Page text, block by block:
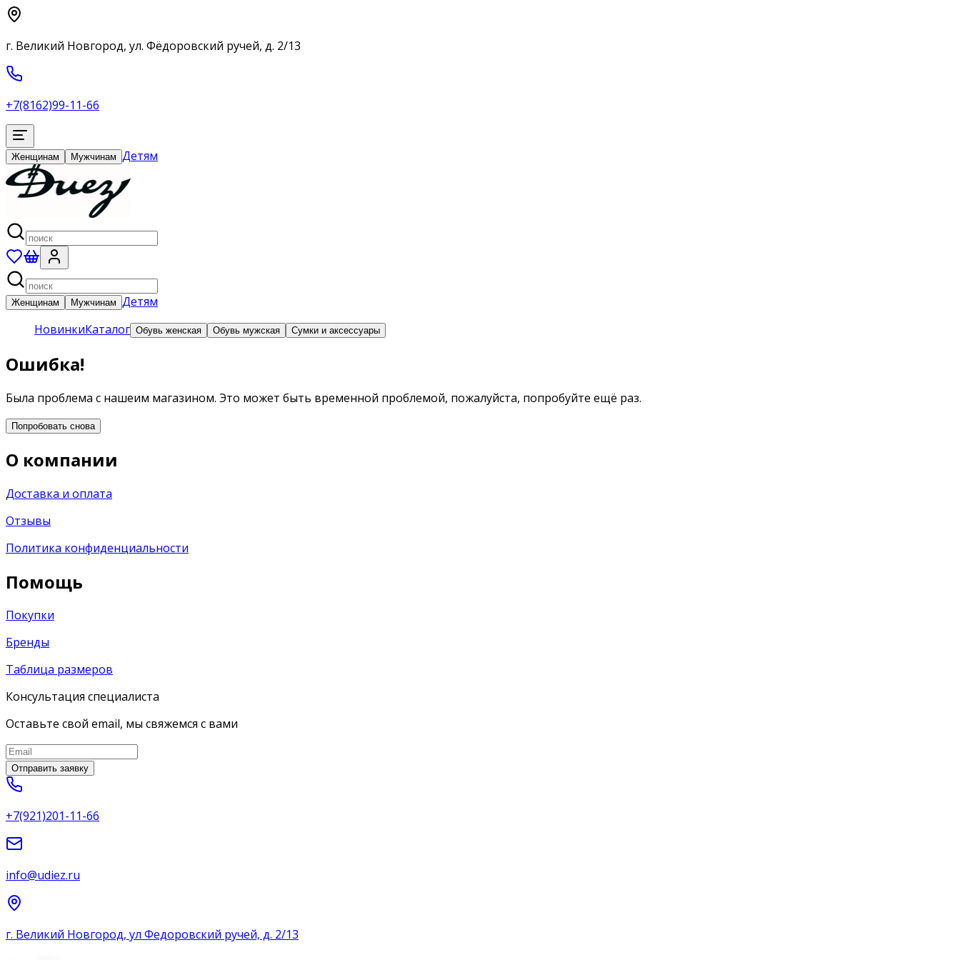
г. Великий Новгород, ул. Фёдоровский ручей, д. 2/13
+7(8162)99-11-66
Женщинам Мужчинам Детям
Женщинам Мужчинам Детям
НовинкиКаталог Обувь женская Обувь мужская Сумки и аксессуары
Ошибка!
Была проблема с нашеим магазином. Это может быть временной проблемой, пожалуйста, попробуйте ещё раз.
Попробовать снова
О компании
Доставка и оплата
Отзывы
Политика конфиденциальности
Помощь
Покупки
Бренды
Таблица размеров
Консультация специалиста
Оставьте свой email, мы свяжемся с вами
Отправить заявку
+7(921)201-11-66
info@udiez.ru
г. Великий Новгород, ул Федоровский ручей, д. 2/13